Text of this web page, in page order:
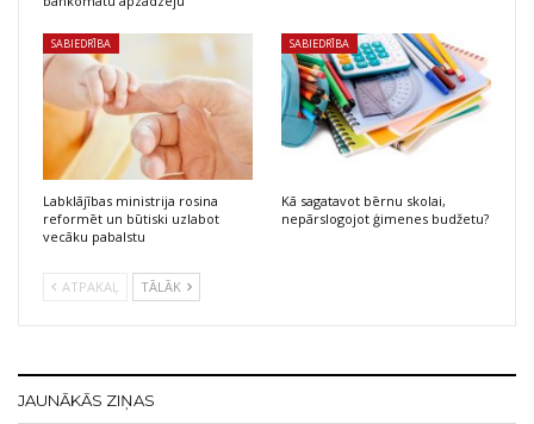
SABIEDRĪBA
Labklājības ministrija rosina
reformēt un būtiski uzlabot
vecāku pabalstu
SABIEDRĪBA
Kā sagatavot bērnu skolai,
nepārslogojot ģimenes budžetu?
ATPAKAĻ TĀLĀK
JAUNĀKĀS ZIŅAS